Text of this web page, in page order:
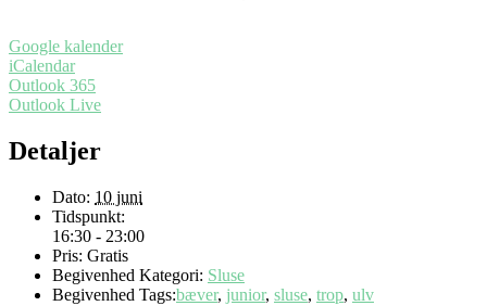
Google kalender
iCalendar
Outlook 365
Outlook Live
Detaljer
Dato: 10 juni
Tidspunkt:
16:30 - 23:00
Pris: Gratis
Begivenhed Kategori: Sluse
Begivenhed Tags:bæver, junior, sluse, trop, ulv